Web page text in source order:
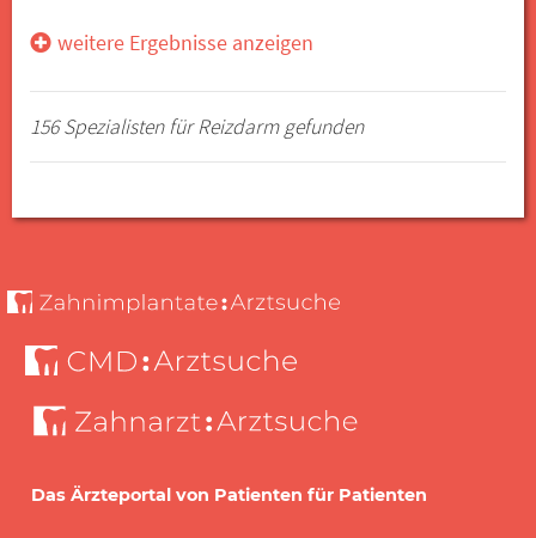
weitere Ergebnisse anzeigen
156 Spezialisten für Reizdarm gefunden
Das Ärzteportal von Patienten für Patienten